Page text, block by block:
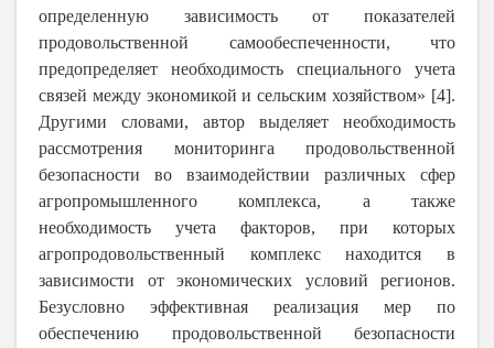
определенную зависимость от показателей
продовольственной самообеспеченности, что
предопределяет необходимость специального учета
связей между экономикой и сельским хозяйством» [4].
Другими словами, автор выделяет необходимость
рассмотрения мониторинга продовольственной
безопасности во взаимодействии различных сфер
агропромышленного комплекса, а также
необходимость учета факторов, при которых
агропродовольственный комплекс находится в
зависимости от экономических условий регионов.
Безусловно эффективная реализация мер по
обеспечению продовольственной безопасности